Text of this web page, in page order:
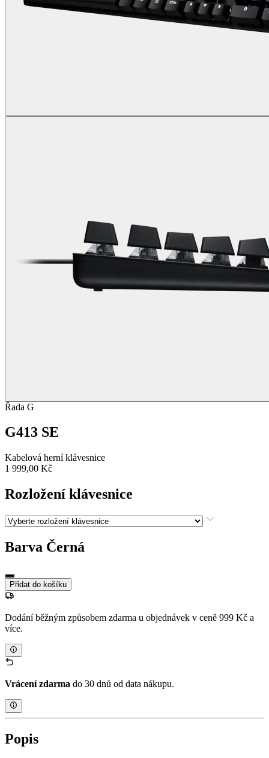
Řada G
G413 SE
Kabelová herní klávesnice
1 999,00 Kč
Rozložení klávesnice
Barva Černá
Přidat do košíku
Dodání běžným způsobem zdarma u objednávek v ceně 999 Kč a
více.
Vrácení zdarma do 30 dnů od data nákupu.
Popis